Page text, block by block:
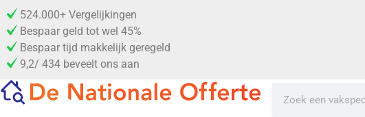
524.000+ Vergelijkingen
Bespaar geld tot wel 45%
Bespaar tijd makkelijk geregeld
9,2/ 434 beveelt ons aan